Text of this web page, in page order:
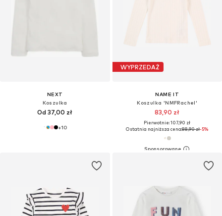
NEXT
Koszulka
Od 37,00 zł
+10
WYPRZEDAŻ
NAME IT
Koszulka 'NMFRachel'
83,90 zł
Pierwotnie: 107,90 zł
Ostatnia najniższa cena:88,90 zł-5%